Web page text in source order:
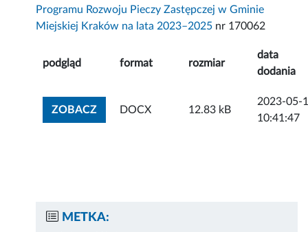
Programu Rozwoju Pieczy Zastępczej w Gminie
Miejskiej Kraków na lata 2023–2025 nr 170062
podgląd format rozmiar
data
dodania
ZOBACZZOBACZ ZAŁĄCZNIK
DOCX 12.83 kB
2023-05-
10:41:47
METKA: